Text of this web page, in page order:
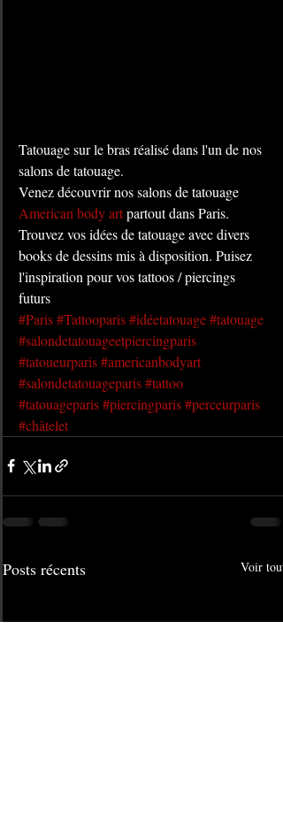
Tatouage sur le bras réalisé dans l'un de nos
salons de tatouage.
Venez découvrir nos salons de tatouage
American body art partout dans Paris.
Trouvez vos idées de tatouage avec divers
books de dessins mis à disposition. Puisez
l'inspiration pour vos tattoos / piercings
futurs
#Paris#Tattooparis#idéetatouage#tatouage
#salondetatouageetpiercingparis
#tatoueurparis#americanbodyart
#salondetatouageparis#tattoo
#tatouageparis#piercingparis#perceurparis
#châtelet
Posts récents Voir tout